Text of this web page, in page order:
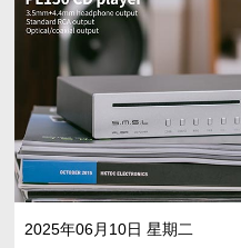
2025年06月10日 星期二